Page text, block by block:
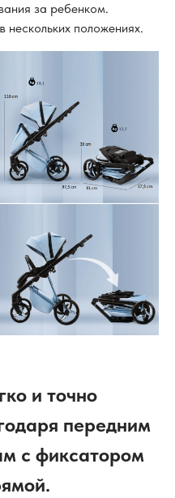
за ребенком.
нескольких положениях.
и точно
передним
с фиксатором